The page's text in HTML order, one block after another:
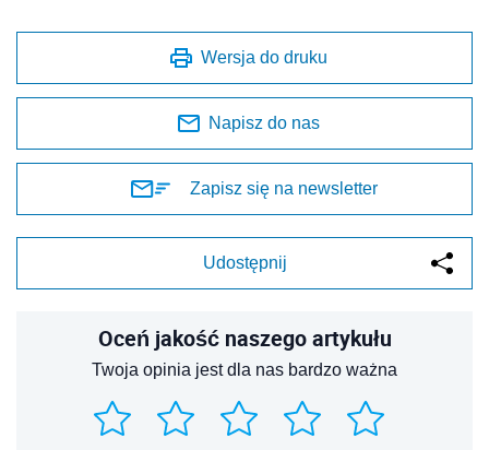
Wersja do druku
Napisz do nas
Zapisz się na newsletter
Udostępnij
Oceń jakość naszego artykułu
Twoja opinia jest dla nas bardzo ważna